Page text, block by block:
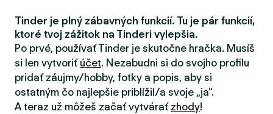
Tinder je plný zábavných funkcií. Tu je pár funkcií,
ktoré tvoj zážitok na Tinderi vylepšia.
Po prvé, používať Tinder je skutočne hračka. Musíš
si len vytvoriť účet. Nezabudni si do svojho profilu
pridať záujmy/hobby, fotky a popis, aby si
ostatným čo najlepšie priblížil/a svoje „ja“.
A teraz už môžeš začať vytvárať zhody!